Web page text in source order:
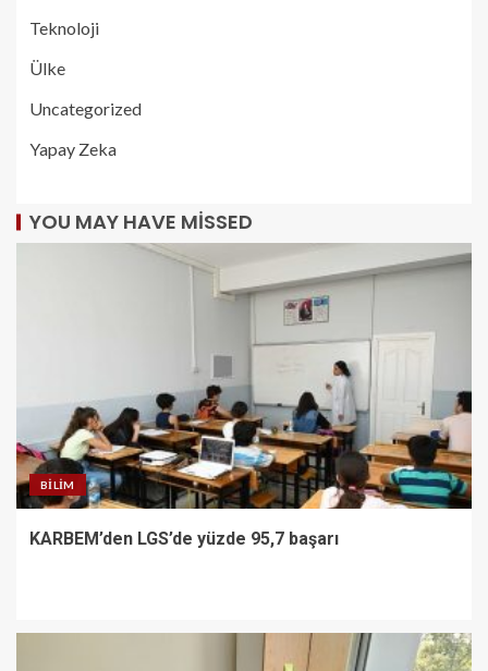
Teknoloji
Ülke
Uncategorized
Yapay Zeka
YOU MAY HAVE MISSED
BILIM
KARBEM’den LGS’de yüzde 95,7 başarı